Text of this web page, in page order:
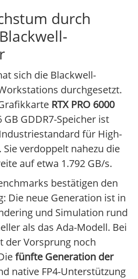
durch
sich die Blackwell-
durchgesetzt.
RTX PRO 6000
GB GDDR7-Speicher ist
für High-
Sie verdoppelt nahezu die
auf etwa 1.792 GB/s.
bestätigen den
Die neue Generation ist in
und Simulation rund
als das Ada-Modell. Bei
der Vorsprung noch
fünfte Generation der
native FP4-Unterstützung